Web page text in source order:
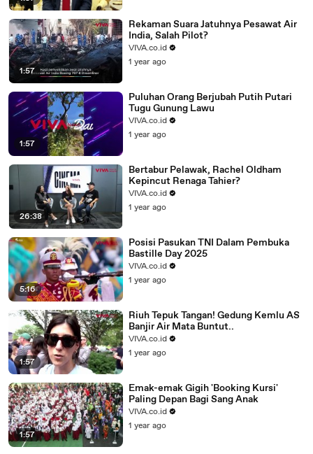
1:57
Rekaman Suara Jatuhnya Pesawat Air
India, Salah Pilot?
VIVA.co.id
1 year ago
1:57
Puluhan Orang Berjubah Putih Putari
Tugu Gunung Lawu
VIVA.co.id
1 year ago
26:38
Bertabur Pelawak, Rachel Oldham
Kepincut Renaga Tahier?
VIVA.co.id
1 year ago
5:16
Posisi Pasukan TNI Dalam Pembuka
Bastille Day 2025
VIVA.co.id
1 year ago
1:57
Riuh Tepuk Tangan! Gedung Kemlu AS
Banjir Air Mata Buntut..
VIVA.co.id
1 year ago
1:57
Emak-emak Gigih 'Booking Kursi'
Paling Depan Bagi Sang Anak
VIVA.co.id
1 year ago